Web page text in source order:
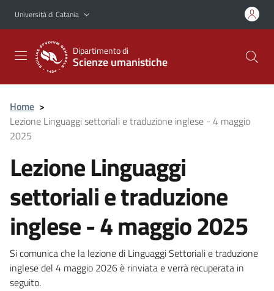
Vai al contenuto principale
Vai al menu di navigazione
Università di Catania
Dipartimento di
Scienze umanistiche
Home >
Lezione Linguaggi settoriali e traduzione inglese - 4 maggio
2025
Lezione Linguaggi
settoriali e traduzione
inglese - 4 maggio 2025
Si comunica che la lezione di Linguaggi Settoriali e traduzione
inglese del 4 maggio 2026 è rinviata e verrà recuperata in
seguito.